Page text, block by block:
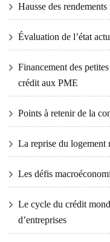
Hausse des
Évaluation de l’état
Financement des
crédit aux PME
Points à retenir de la
La reprise du logement
Les défis
Le cycle du crédit
d’entreprises